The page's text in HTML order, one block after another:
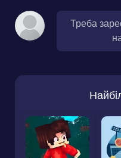
Треба